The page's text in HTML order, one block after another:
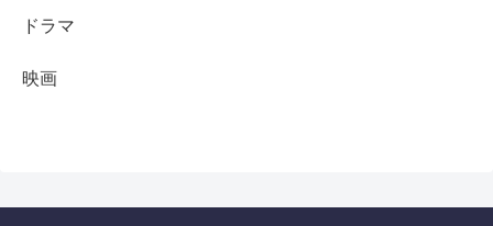
ドラマ
映画